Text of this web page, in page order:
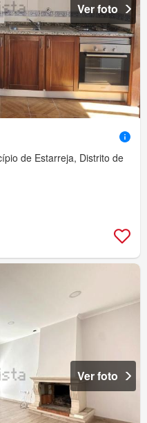
Ver foto
de Estarreja, Distrito de
Ver foto